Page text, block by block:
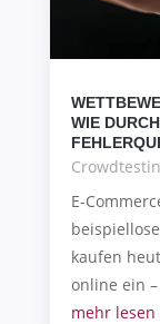
WIE
E-
kaufen
online ein
mehr lesen